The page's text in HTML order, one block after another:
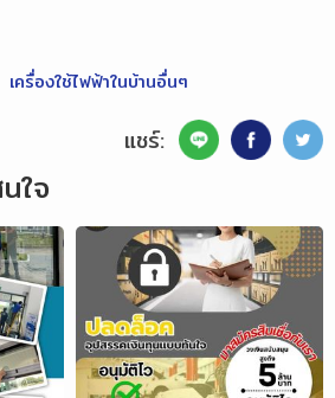
เครื่องใช้ไฟฟ้าในบ้านอื่นๆ
แชร์:
ใจ